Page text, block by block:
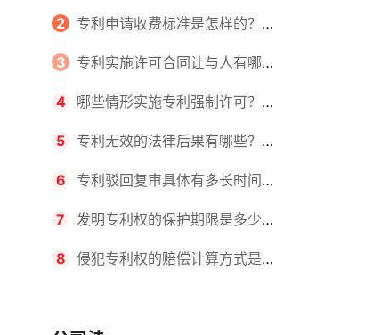
时多个人一起申请吗？
2 专利申请收费标准是怎样的？申
请不同类型的专利所需要的钱不同
3 专利实施许可合同让与人有哪些
主要义务？专利实施许可合同与专利
许可合同有什么区别？
4 哪些情形实施专利强制许可？专
利强制许可的前提条件是什么？
5 专利无效的法律后果有哪些？专
利的无效情形有哪些？
6 专利驳回复审具体有多长时间？
哪些情况下专利申请可能被驳回？
7 发明专利权的保护期限是多少
年？非专利发明人是否有专利申请
8 侵犯专利权的赔偿计算方式是什